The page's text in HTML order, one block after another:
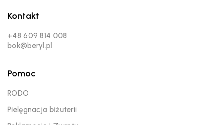
Kontakt
+48 609 814 008
bok@beryl.pl
Pomoc
RODO
Pielęgnacja biżuterii